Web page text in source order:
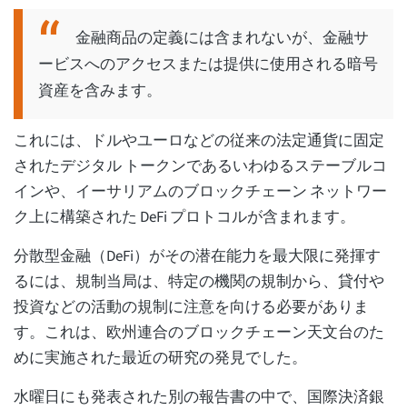
金融商品の定義には含まれないが、金融サ
ービスへのアクセスまたは提供に使用される暗号
資産を含みます。
これには、ドルやユーロなどの従来の法定通貨に固定
されたデジタル トークンであるいわゆるステーブルコ
インや、イーサリアムのブロックチェーン ネットワー
ク上に構築された DeFi プロトコルが含まれます。
分散型金融（DeFi）がその潜在能力を最大限に発揮す
るには、規制当局は、特定の機関の規制から、貸付や
投資などの活動の規制に注意を向ける必要がありま
す。これは、欧州連合のブロックチェーン天文台のた
めに実施された最近の研究の発見でした。
水曜日にも発表された別の報告書の中で、国際決済銀